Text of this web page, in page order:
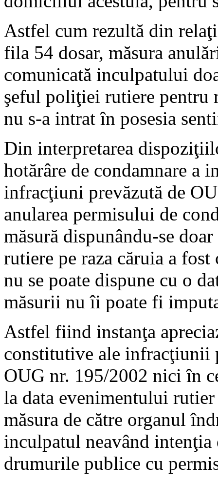
Astfel cum rezultă din
fila 54 dosar, măsura
comunicată inculpatului
şeful poliţiei rutiere pentru
nu s-a intrat în posesia
Din interpretarea
hotărâre de condamnare a
infracţiuni prevăzută de
anularea permisului de
măsură dispunându-se
rutiere pe raza căruia a
nu se poate dispune cu o
măsurii nu îi poate fi
Astfel fiind instanţa
constitutive ale infracţiunii
OUG nr. 195/2002 nici în
la data evenimentului
măsura de către organul
inculpatul neavând intenţia
drumurile publice cu